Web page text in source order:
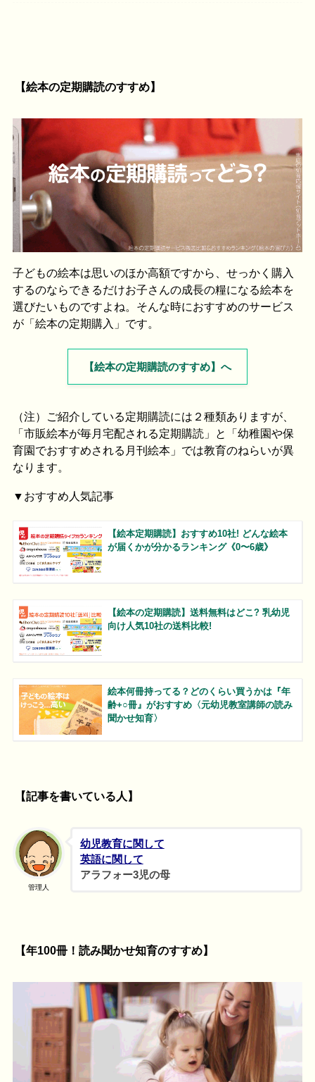
【絵本の定期購読のすすめ】
子どもの絵本は思いのほか高額ですから、せっかく購入
するのならできるだけお子さんの成長の糧になる絵本を
選びたいものですよね。そんな時におすすめのサービス
が「絵本の定期購入」です。
【絵本の定期購読のすすめ】へ
（注）ご紹介している定期購読には２種類ありますが、
「市販絵本が毎月宅配される定期購読」と「幼稚園や保
育園でおすすめされる月刊絵本」では教育のねらいが異
なります。
▼おすすめ人気記事
【絵本定期購読】おすすめ10社! どんな絵本
が届くかが分かるランキング《0〜6歳》
【絵本の定期購読】送料無料はどこ? 乳幼児
向け人気10社の送料比較!
絵本何冊持ってる？どのくらい買うかは『年
齢+○冊』がおすすめ〈元幼児教室講師の読み
聞かせ知育〉
【記事を書いている人】
管理人
幼児教育に関して
英語に関して
アラフォー3児の母
【年100冊！読み聞かせ知育のすすめ】